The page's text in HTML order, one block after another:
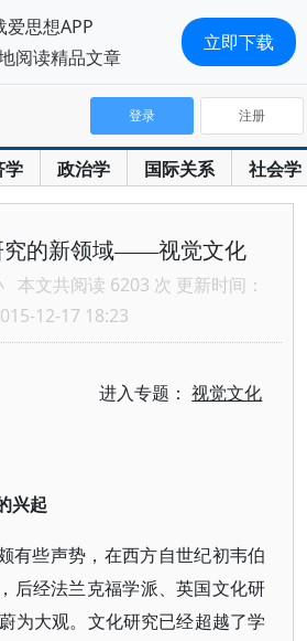
学 政治学 国际关系 社会学
登录 注册
究的新领域——视觉文化
本文共阅读 6203 次 更新时间：
12-17 18:23
进入专题：视觉文化
兴起
有些声势，在西方自世纪初韦伯
后经法兰克福学派、英国文化研
为大观。文化研究已经超越了学
爱思想APP
阅读精品文章
立即下载